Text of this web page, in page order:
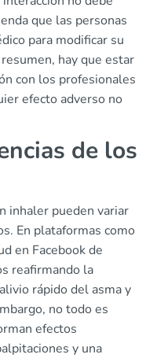
que las personas
para modificar su
hay que estar
con los profesionales
efecto adverso no
de los
inhaler pueden variar
En plataformas como
en Facebook de
reafirmando la
rápido del asma y
no todo es
efectos
y una